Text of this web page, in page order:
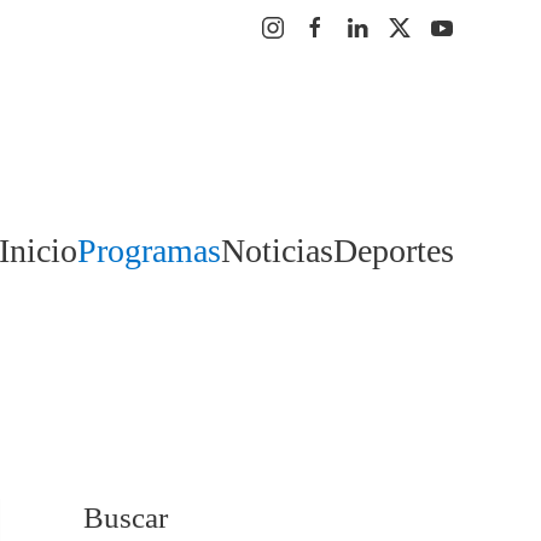
InicioProgramasNoticiasDeportes
Buscar